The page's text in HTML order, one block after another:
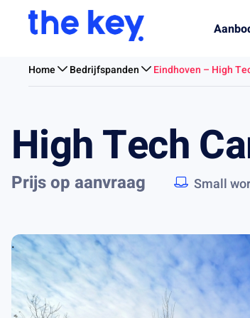
Home Bedrijfspanden Eindhoven – High
High Tech
Prijs op aanvraag Small
.